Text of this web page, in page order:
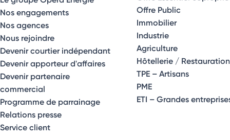
Nos engagements
Nos agences
Nous rejoindre
Devenir courtier indépendant
Devenir apporteur d'affaires
Devenir partenaire
commercial
Programme de parrainage
Relations presse
Service client
Offre Public
Immobilier
Industrie
Agriculture
Hôtellerie / Restauration
TPE – Artisans
PME
ETI – Grandes